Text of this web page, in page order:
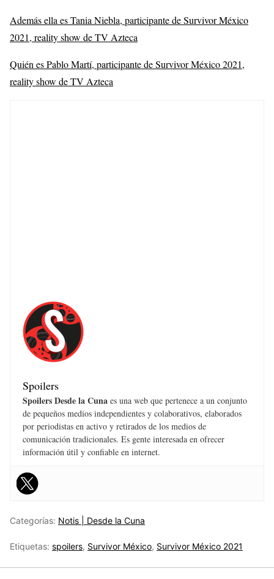
Además ella es Tania Niebla, participante de Survivor México
2021, reality show de TV Azteca
Quién es Pablo Martí, participante de Survivor México 2021,
reality show de TV Azteca
Spoilers
Spoilers Desde la Cuna es una web que pertenece a un conjunto
de pequeños medios independientes y colaborativos, elaborados
por periodistas en activo y retirados de los medios de
comunicación tradicionales. Es gente interesada en ofrecer
información útil y confiable en internet.
Categorías: Notis | Desde la Cuna
Etiquetas: spoilers, Survivor México, Survivor México 2021